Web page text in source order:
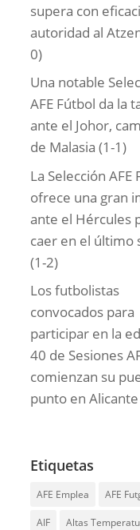
supera con
autoridad al
0)
Una notable
AFE Fútbol da la
ante el Johor,
de Malasia (1-1)
La Selección AFE
ofrece una gran
ante el Hércules
caer en el último
(1-2)
Los futbolistas
convocados para
participar en la
40 de Sesiones
comienzan su
punto en Alicante
Etiquetas
AFE Emplea AFE
AIF Altas